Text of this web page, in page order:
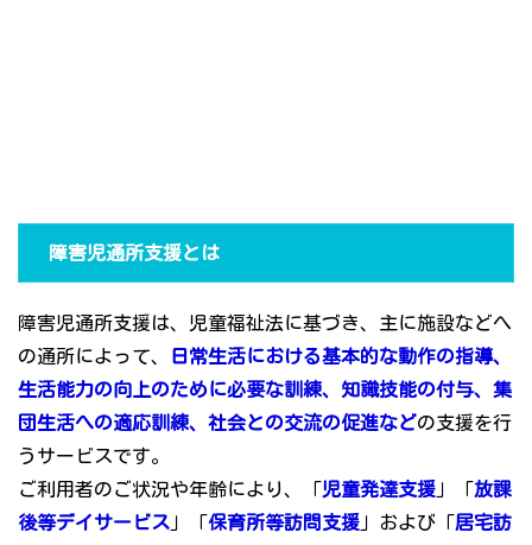
障害児通所支援とは
障害児通所支援は、児童福祉法に基づき、主に施設などへ
の通所によって、
日常生活における基本的な動作の指導、
生活能力の向上のために必要な訓練、知識技能の付与、集
団生活への適応訓練、社会との交流の促進などの支援を行
うサービスです。
ご利用者のご状況や年齢により、「児童発達支援 」「放課
後等デイサービス 」「保育所等訪問支援 」および「居宅訪